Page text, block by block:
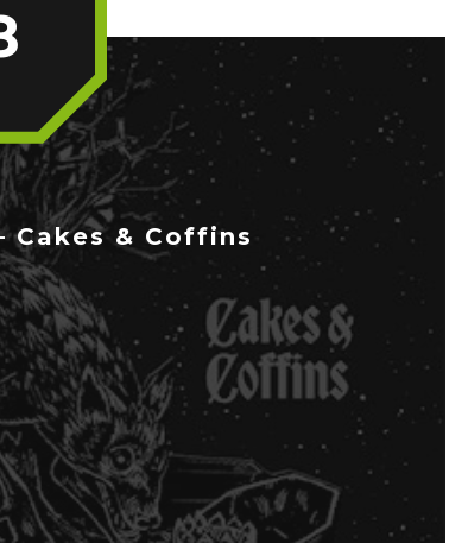
Cakes & Coffins